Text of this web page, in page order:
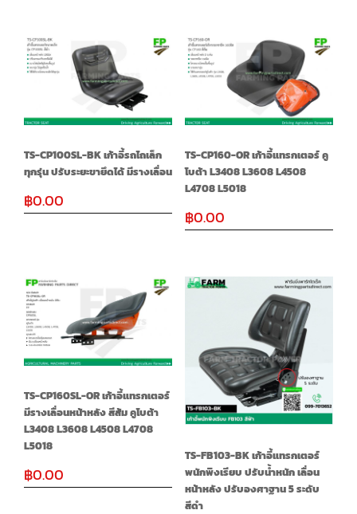
TS-CP100SL-BK เก้าอี้รถไถเล็ก
ทุกรุ่น ปรับระยะขายึดได้ มีรางเลื่อน
฿0.00
TS-CP160-OR เก้าอี้แทรกเตอร์ คู
โบต้า L3408 L3608 L4508
L4708 L5018
฿0.00
TS-CP160SL-OR เก้าอี้แทรกเตอร์
มีรางเลื่อนหน้าหลัง สีส้ม คูโบต้า
L3408 L3608 L4508 L4708
L5018
฿0.00
TS-FB103-BK เก้าอี้แทรกเตอร์
พนักพิงเรียบ ปรับน้ำหนัก เลื่อน
หน้าหลัง ปรับองศาฐาน 5 ระดับ
สีดำ